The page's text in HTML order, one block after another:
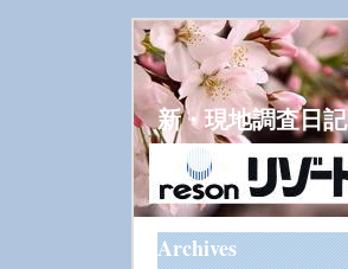
新・現地調査日記
Archives